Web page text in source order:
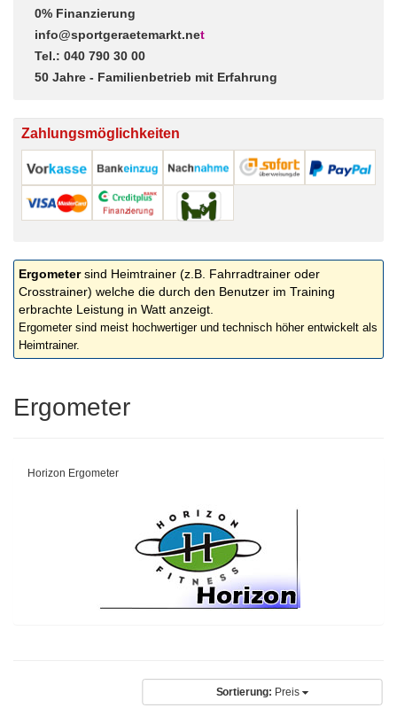
0% Finanzierung
info@sportgeraetemarkt.net
Tel.: 040 790 30 00
50 Jahre - Familienbetrieb mit Erfahrung
Zahlungsmöglichkeiten
Ergometersind Heimtrainer (z.B. Fahrradtrainer oder
Crosstrainer) welche die durch den Benutzer im Training
erbrachte Leistung in Watt anzeigt.
Ergometer sind meist hochwertiger und technisch höher entwickelt als
Heimtrainer.
Ergometer
Horizon Ergometer
Sortierung: Preis